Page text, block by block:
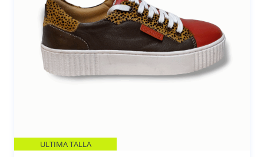
ULTIMA TALLA